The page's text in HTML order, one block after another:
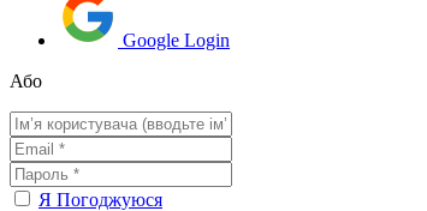
Google Login
Або
Я Погоджуюся